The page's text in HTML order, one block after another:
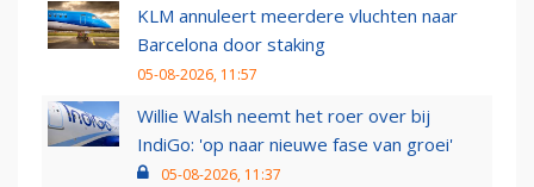
KLM annuleert meerdere vluchten naar
Barcelona door staking
05-08-2026, 11:57
Willie Walsh neemt het roer over bij
IndiGo: 'op naar nieuwe fase van groei'
05-08-2026, 11:37